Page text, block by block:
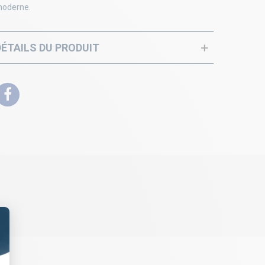
DU PRODUIT